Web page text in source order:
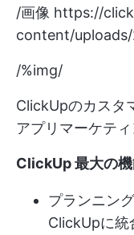
/画像 https://
content/
/%img/
ClickUpのカスタ
アプリマーケテ
ClickUp 最大の
プランニン
ClickUpに統